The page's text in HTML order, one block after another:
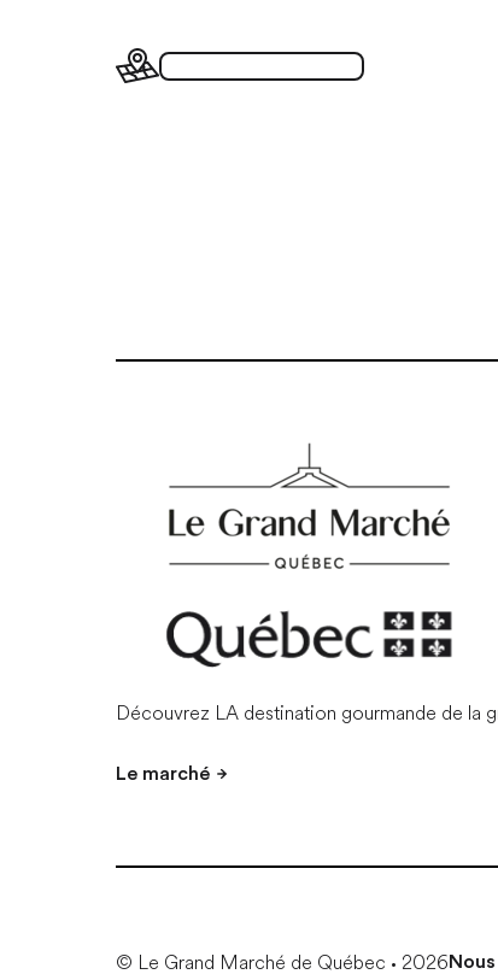
Plan du Grand Marché
Découvrez LA destination gourmande de la
Le marché
© Le Grand Marché de Québec • 2026